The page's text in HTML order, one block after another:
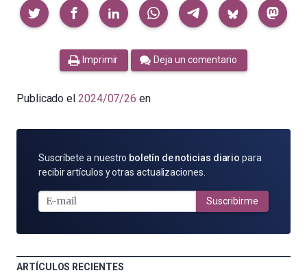
Compartir
Imprimir Deja un comentario
Publicado el 2024/07/26 en
SUSCRÍBETE
POR
MAIL
Suscríbete a nuestro boletín de noticias diario para
recibir artículos y otras actualizaciones.
Suscribirme
ARTÍCULOS RECIENTES